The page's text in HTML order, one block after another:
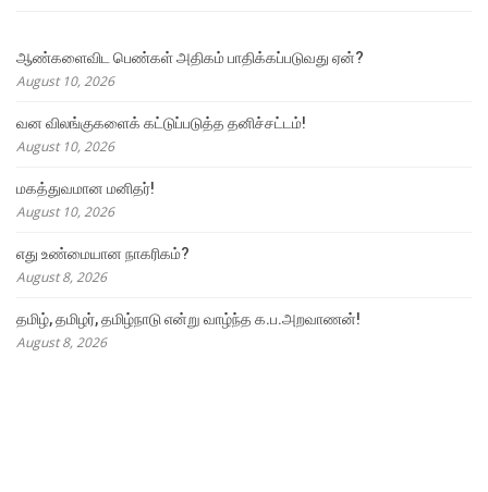
ஆண்களைவிட பெண்கள் அதிகம் பாதிக்கப்படுவது ஏன்?
August 10, 2026
வன விலங்குகளைக் கட்டுப்படுத்த தனிச்சட்டம்!
August 10, 2026
மகத்துவமான மனிதர்!
August 10, 2026
எது உண்மையான நாகரிகம்?
August 8, 2026
தமிழ், தமிழர், தமிழ்நாடு என்று வாழ்ந்த க.ப.அறவாணன்!
August 8, 2026